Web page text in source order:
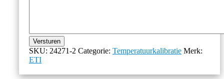
Versturen
SKU: 24271-2 Categorie: Temperatuurkalibratie Merk:
ETI